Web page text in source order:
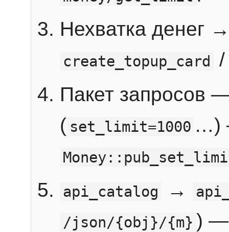
Нехватка денег
create_topup_card
Пакет запросов
( set_limit=1000 …)
api_catalog
→
/json/{obj}/{m} ) —